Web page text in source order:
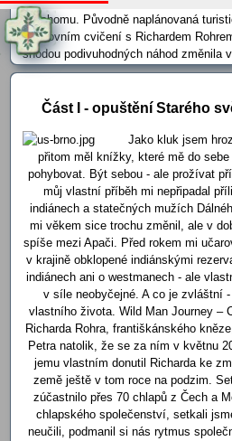
Oklahomu. Původně naplánovaná
duchovním cvičení s Richardem
shodou podivuhodných náhod změnila
Původně naplánovaná cesta je
Část I - opuštění Starého
Jako kluk jsem
přitom měl knížky, které mě do
pohybovat. Být sebou - ale prožívat
můj vlastní příběh mi nepřipadal
indiánech a statečných mužích
mi věkem sice trochu změnil, ale v
spíše mezi Apači. Před rokem mi
v krajině obklopené indiánskými
indiánech ani o westmanech - ale
v síle neobyčejné. A co je zvláštní
vlastního života. Wild Man Journey –
Richarda Rohra, františkánského
Petra natolik, že se za ním v květnu
jemu vlastním donutil Richarda ke
země ještě v tom roce na podzim.
zúčastnilo přes 70 chlapů z Čech a
chlapského společenství, setkali
neučili, podmanil si nás rytmus